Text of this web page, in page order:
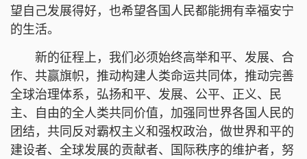
望自己发展得好，也希望各国人民都能拥有幸福安宁
的生活。
新的征程上，我们必须始终高举和平、发展、合
作、共赢旗帜，推动构建人类命运共同体，推动完善
全球治理体系，弘扬和平、发展、公平、正义、民
主、自由的全人类共同价值，加强同世界各国人民的
团结，共同反对霸权主义和强权政治，做世界和平的
建设者、全球发展的贡献者、国际秩序的维护者，努